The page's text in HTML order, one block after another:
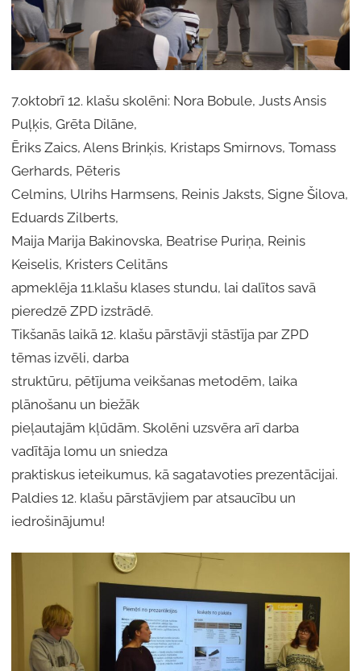
7.oktobrī 12. klašu skolēni: Nora Bobule, Justs Ansis
Puļķis, Grēta Dilāne,
Ēriks Zaics, Alens Brinķis, Kristaps Smirnovs, Tomass
Gerhards, Pēteris
Celmins, Ulrihs Harmsens, Reinis Jaksts, Signe Šilova,
Eduards Zilberts,
Maija Marija Bakinovska, Beatrise Puriņa, Reinis
Keiselis, Kristers Celitāns
apmeklēja 11.klašu klases stundu, lai dalītos savā
pieredzē ZPD izstrādē.
Tikšanās laikā 12. klašu pārstāvji stāstīja par ZPD
tēmas izvēli, darba
struktūru, pētījuma veikšanas metodēm, laika
plānošanu un biežāk
pieļautajām kļūdām. Skolēni uzsvēra arī darba
vadītāja lomu un sniedza
praktiskus ieteikumus, kā sagatavoties prezentācijai.
Paldies 12. klašu pārstāvjiem par atsaucību un
iedrošinājumu!